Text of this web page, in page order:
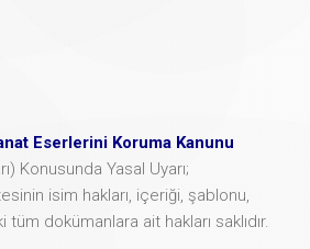
Eserlerini Koruma Kanunu
Konusunda Yasal Uyarı;
isim hakları, içeriği, şablonu,
dokümanlara ait hakları saklıdır.